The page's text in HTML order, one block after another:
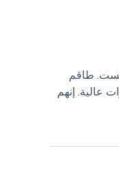
طاقم
عالية. إنهم
أوصيت بها